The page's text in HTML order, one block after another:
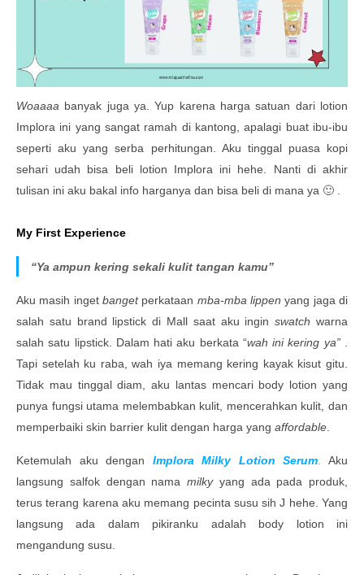
Woaaaa banyak juga ya. Yup karena harga satuan dari lotion
Implora ini yang sangat ramah di kantong, apalagi buat ibu-ibu
seperti aku yang serba perhitungan. Aku tinggal puasa kopi
sehari udah bisa beli lotion Implora ini hehe. Nanti di akhir
tulisan ini aku bakal info harganya dan bisa beli di mana ya 🙂 .
My First Experience
“Ya ampun kering sekali kulit tangan kamu”
Aku masih inget bangetperkataan mba-mba lippen yang jaga di
salah satu brand lipstick di Mall saat aku inginswatch warna
salah satu lipstick. Dalam hati aku berkata “wah ini kering ya”
Tapi setelah ku raba, wah iya memang kering kayak kisut gitu.
Tidak mau tinggal diam, aku lantas mencari body lotion yang
punya fungsi utama melembabkan kulit, mencerahkan kulit, dan
memperbaiki skin barrier kulit dengan harga yang affordable
Ketemulah aku dengan Implora Milky Lotion Serum
Aku
langsung salfok dengan nama milkyyang ada pada produk,
terus terang karena aku memang pecinta susu sih J hehe. Yang
langsung ada dalam pikiranku adalah body lotion ini
mengandung susu.